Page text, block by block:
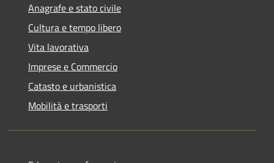
Anagrafe e stato civile
Cultura e tempo libero
Vita lavorativa
Imprese e Commercio
Catasto e urbanistica
Mobilità e trasporti